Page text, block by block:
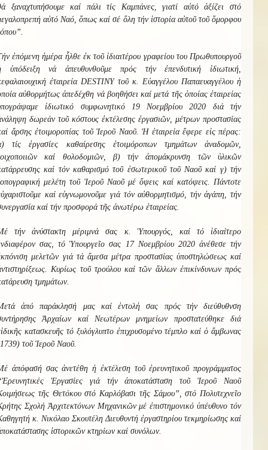
ξαναχτυπήσουμε καί πάλι τίς Καμπάνες, γιατί αὐτό ἀξίζει στό
αὐτό Ναό, ὅπως καί σέ ὅλη τήν ἱστορία αὐτοῦ τοῦ ὅμορφου
ἐπόμενη ἡμέρα ἧλθε ἐκ τοῦ ἰδιαιτέρου γραφείου του Πρωθυπουργοῦ
ὑπόδειξη νά ἀπευθυνθοῦμε πρός τήν ἐπενδυτική ἰδιωτική,
ἐταιρεία DESTINY τοῦ κ. Εὐαγγέλου Παπαευαγγέλου ἡ
αὐθορμήτως ἀπεδέχθη νά βοηθήσει καί μετά τῆς ὁποίας ἐταιρείας
ἰδιωτικό συμφωνητικό 19 Νοεμβρίου 2020 διά τήν
δωρεάν τοῦ κόστους ἐκτέλεσης ἐργασιῶν, μέτρων προστασίας
ἄρσης ἐτοιμοροπίας τοῦ Ἱεροῦ Ναοῦ. Ἡ ἐταιρεία ἔφερε εἰς πέρας:
τίς ἐργασίες καθαίρεσης ἐτοιμόροπων τμημάτων ἀναδομῶν,
καί θολοδομιῶν, β) τήν ἀπομάκρυνση τῶν ὑλικῶν
καί τόν καθαρισμό τοῦ ἐσωτερικοῦ τοῦ Ναοῦ καί γ) τήν
μελέτη τοῦ Ἱεροῦ Ναοῦ μέ ὄψεις καί κατόψεις. Πάντοτε
καί εὐγνωμονοῦμε γιά τόν αὐθορμητισμό, τήν ἀγάπη, τήν
καί τήν προσφορά τῆς ἀνωτέρω ἐταιρείας.
τήν ἀνύστακτη μέριμνά σας κ. Ὑπουργός, καί τό ἰδιαίτερο
σας, τό Ὑπουργεῖο σας 17 Νοεμβρίου 2020 ἀνέθεσε τήν
μελετῶν γιά τά ἄμεσα μέτρα προστασίας ὑποστηλώσεως καί
Κυρίως τοῦ τρούλου καί τῶν ἄλλων ἐπικίνδυνων πρός
τμημάτων.
ἀπό παράκλησή μας καί ἐντολἠ σας πρός τήν διεύθυθνση
Ἀρχαίων καί Νεωτέρων μνημείων προστατεύθηκε διά
κατασκευῆς τό ξυλόγλυπτο ἐπιχρυσομένο τέμπλο καί ὁ ἄμβωνας
τοῦ Ἱεροῦ Ναοῦ.
ἀπόφασή σας ἀνετέθη ἡ ἐκτέλεση τοῦ ἐρευνητικοῦ προγράμματος
Ἐργασίες γιά τήν ἀποκατάσταση τοῦ Ἱεροῦ Ναοῦ
τῆς Θετόκου στό Καρλόβασι τῆς Σάμου”, στό Πολυτεχνεῖο
Σχολή Ἀρχιτεκτόνων Μηχανικῶν μέ ἐπιστημονικό ὑπέυθυνο τόν
κ. Νικόλαο Σκουτέλη Διευθυντή ἐργαστηρίου τεκμηρίωσης καί
ἱστορικῶν κτηρίων καί συνόλων.